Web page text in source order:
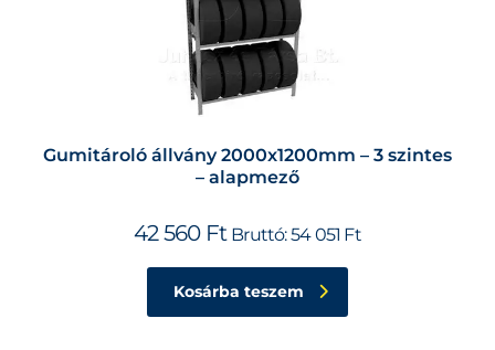
Gumitároló állvány 2000x1200mm – 3 szintes
– alapmező
42 560 Ft Bruttó:54 051 Ft
Kosárba teszem